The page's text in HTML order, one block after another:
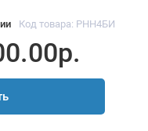
Код товара: PHH4БИ